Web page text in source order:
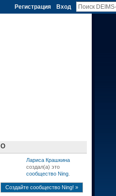
Регистрация Вход
О
Лариса Крашкина
cоздал(а) это
сообщество Ning.
Создайте сообщество Ning! »